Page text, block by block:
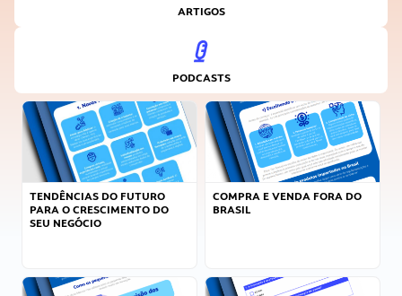
ARTIGOS
PODCASTS
TENDÊNCIAS DO FUTURO
PARA O CRESCIMENTO DO
SEU NEGÓCIO
COMPRA E VENDA FORA DO
BRASIL